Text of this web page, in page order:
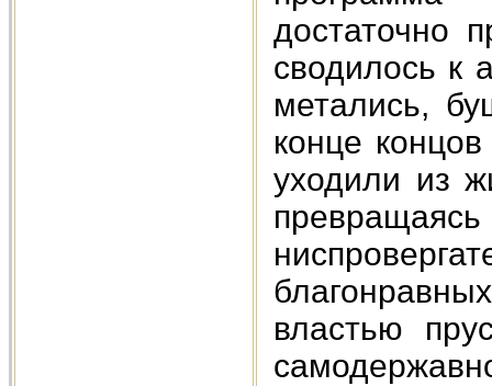
достаточно
сводилось к
метались,
конце
уходили из
властью